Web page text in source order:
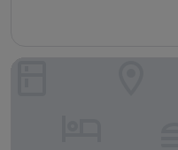
Bewertungen)
Home2 Suites By Hilton